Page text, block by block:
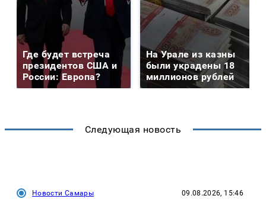
Где будет встреча
президентов США и
России: Европа?
На Урале из казны
были украдены 18
миллионов рублей
Следующая новость
Новости Самары 09.08.2026, 15:46